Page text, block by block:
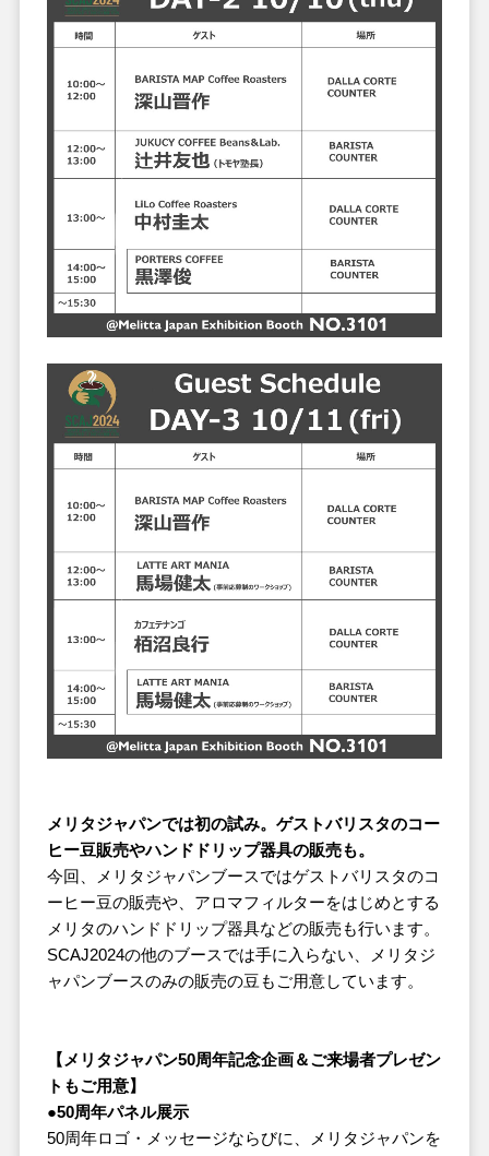
メリタジャパンでは初の試み。ゲストバリスタのコー
ヒー豆販売やハンドドリップ器具の販売も。
今回、メリタジャパンブースではゲストバリスタのコ
ーヒー豆の販売や、アロマフィルターをはじめとする
メリタのハンドドリップ器具などの販売も行います。
SCAJ2024の他のブースでは手に入らない、メリタジ
ャパンブースのみの販売の豆もご用意しています。
【メリタジャパン50周年記念企画＆ご来場者プレゼン
トもご用意】
●50周年パネル展示
50周年ロゴ・メッセージならびに、メリタジャパンを